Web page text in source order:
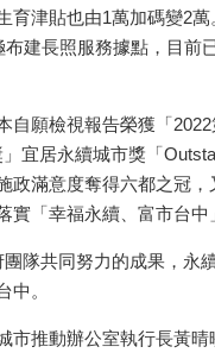
津貼也由1萬加碼變2
建長照服務據點，目
願檢視報告榮獲「
宜居永續城市獎「
滿意度奪得六都之冠
「幸福永續、富市台中
隊共同努力的成果，
。
推動辦公室執行長黃